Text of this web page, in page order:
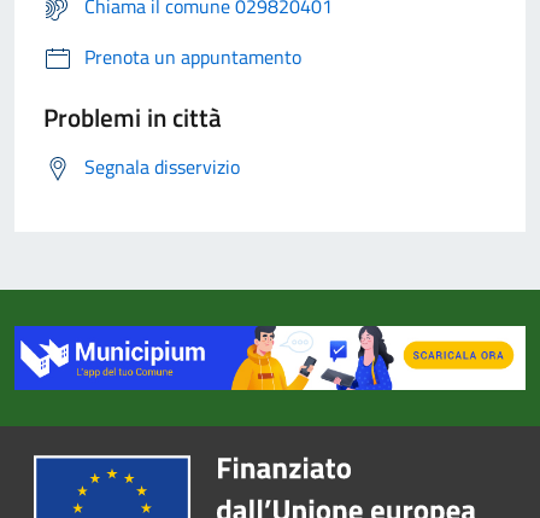
Chiama il comune 029820401
Prenota un appuntamento
Problemi in città
Segnala disservizio